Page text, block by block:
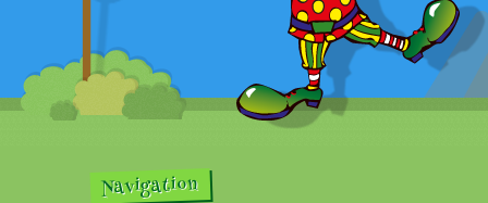
Navigation